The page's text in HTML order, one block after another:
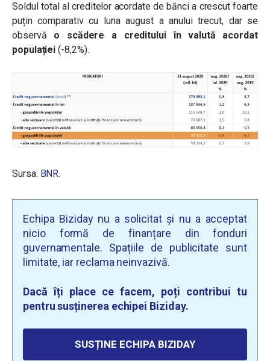
Soldul total al creditelor acordate de bănci a crescut foarte
puțin comparativ cu luna august a anului trecut, dar se
observă o scădere a creditului în valută acordat
populației (-8,2%).
Sursa: BNR.
Echipa Biziday nu a solicitat și nu a acceptat
nicio formă de finanțare din fonduri
guvernamentale. Spațiile de publicitate sunt
limitate, iar reclama neinvazivă.
Dacă îți place ce facem, poți contribui tu
pentru susținerea echipei Biziday.
SUSȚINE ECHIPA BIZIDAY